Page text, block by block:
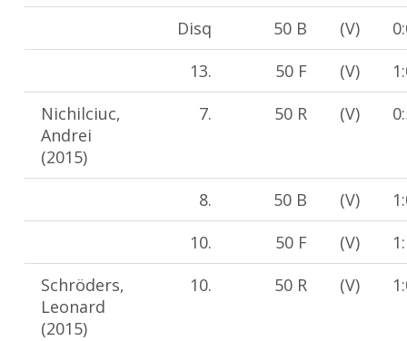
Disq 50 B (V)
13.
50 F (V)
Nichilciuc,
Andrei
(2015)
7. 50 R (V)
8. 50 B (V)
10.
50 F (V)
Schröders,
Leonard
(2015)
10. 50 R (V)